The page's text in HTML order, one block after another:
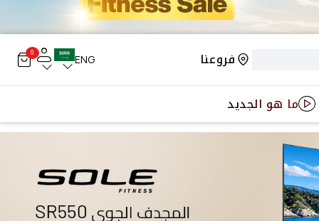
فروعنا ENG
0
ما هو الجديد